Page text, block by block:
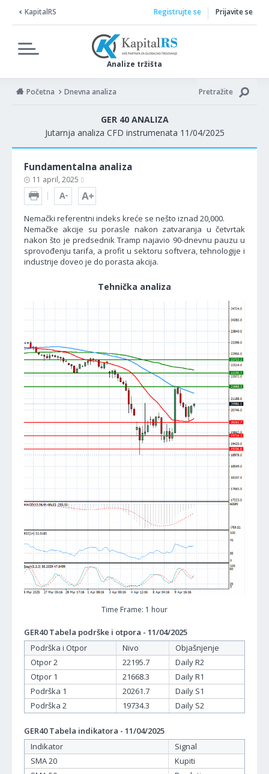
KapitalRS
Analize tržišta
Registrujte se Prijavite se
Početna Dnevna analiza Pretražite
GER 40 ANALIZA
Jutarnja analiza CFD instrumenata 11/04/2025
Fundamentalna analiza
11 april, 2025
Nemački referentni indeks kreće se nešto iznad 20,000.
Nemačke akcije su porasle nakon zatvaranja u četvrtak
nakon što je predsednik Tramp najavio 90-dnevnu pauzu u
sprovođenju tarifa, a profit u sektoru softvera, tehnologije i
industrije doveo je do porasta akcija.
Tehnička analiza
Time Frame: 1 hour
GER40 Tabela podrške i otpora - 11/04/2025
Podrška i Otpor
Nivo
Objašnjenje
Otpor 2
22195.7
Daily R2
Otpor 1
21668.3
Daily R1
Podrška 1
20261.7
Daily S1
Podrška 2
19734.3 Daily S2
GER40 Tabela indikatora - 11/04/2025
Indikator
Signal
SMA 20
Kupiti